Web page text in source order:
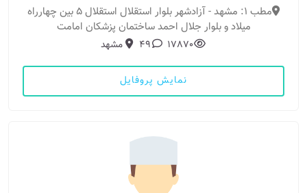
مطب 1: مشهد - آزادشهر بلوار استقلال استقلال 5 بین چهارراه
میلاد و بلوار جلال احمد ساختمان پزشکان امامت
17870
49 مشهد
نمایش پروفایل